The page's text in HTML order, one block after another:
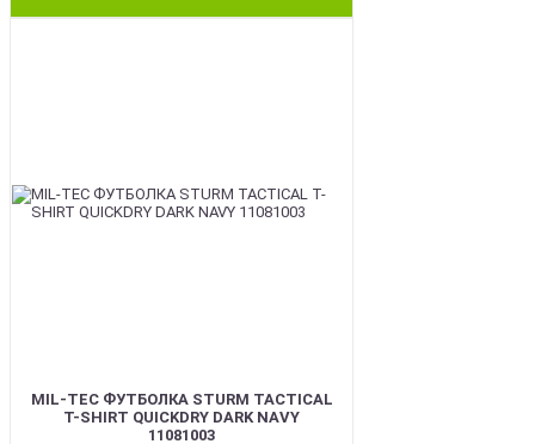
MIL-TEC ФУТБОЛКА STURM TACTICAL
T-SHIRT QUICKDRY DARK NAVY
11081003